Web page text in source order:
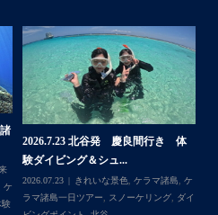
・
・
on Instagram
ケ
験
2026.7.23 北谷発 慶良間行き 体
験ダイビング＆シュ...
2026.07.23 きれいな景色 ケラマ諸島
ケ
ラマ諸島一日ツアー
スノーケリング,
ダイ